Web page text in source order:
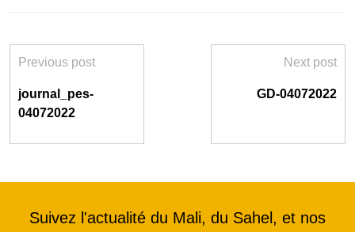
Previous post
journal_pes-
04072022
Next post
GD-04072022
Suivez l'actualité du Mali, du Sahel, et nos